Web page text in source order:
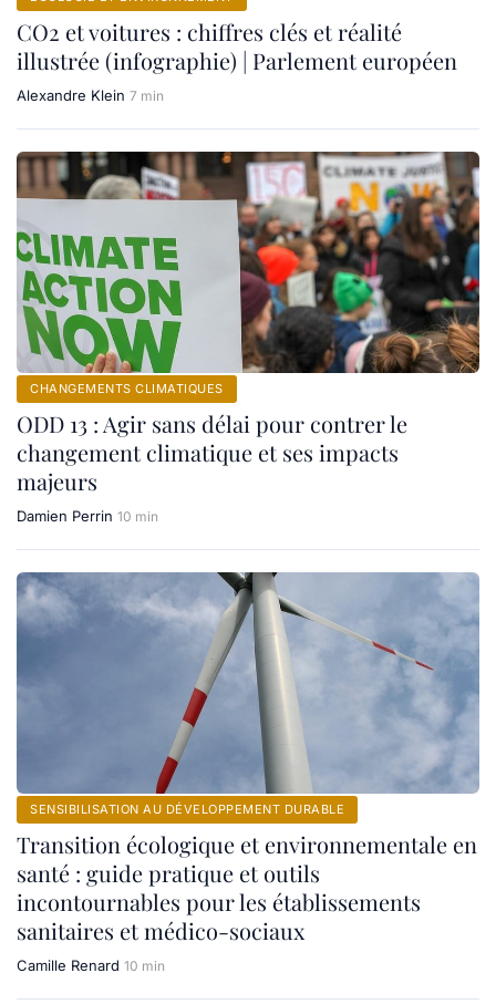
CO2 et voitures : chiffres clés et réalité
illustrée (infographie) | Parlement européen
Alexandre Klein 7 min
CHANGEMENTS CLIMATIQUES
ODD 13 : Agir sans délai pour contrer le
changement climatique et ses impacts
majeurs
Damien Perrin 10 min
SENSIBILISATION AU DÉVELOPPEMENT DURABLE
Transition écologique et environnementale en
santé : guide pratique et outils
incontournables pour les établissements
sanitaires et médico-sociaux
Camille Renard 10 min